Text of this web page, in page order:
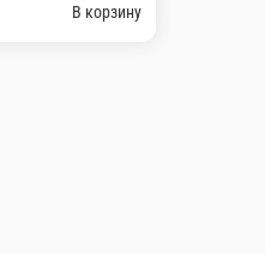
В корзину